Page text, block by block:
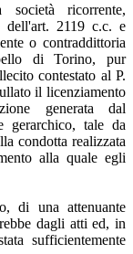
ricorrente,
dell'art. 2119 c.c. e
o contraddittoria
di Torino, pur
contestato al P.
il licenziamento
generata dal
gerarchico, tale da
condotta realizzata
alla quale egli
di una attenuante
dagli atti ed, in
sufficientemente